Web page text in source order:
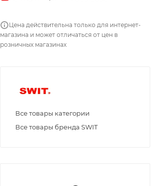
Цена действительна только для интернет-
магазина и может отличаться от цен в
розничных магазинах
Все товары категории
Все товары бренда SWIT